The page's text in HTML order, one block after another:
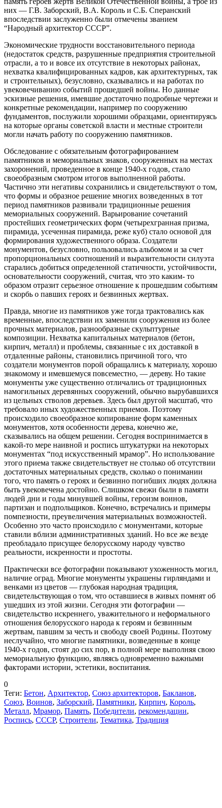
них — Г.В. Заборский, В.А. Король и С.Б. Сперанский
впоследствии заслуженно были отмечены званием
“Народный архитектор СССР”.
Экономические трудности восстановительного периода
(недостаток средств, разрушенные предприятия строительной
отрасли, а то и вовсе их отсутствие в некоторых районах,
нехватка квалифицированных кадров, как архитектурных, так
и строительных), безусловно, сказывались и на работах по
увековечиванию событий прошедшей войны. Но данные
эскизные решения, имевшие достаточно подробные чертежи и
конкретные рекомендации, например по сооружению
фундаментов, послужили хорошими образцами, ориентируясь
на которые органы советской власти и местные строители
могли начать работу по сооружению памятников.
Обследование с обязательным фотографированием
памятников и мемориальных знаков, сооруженных на местах
захоронений, проведенное в конце 1940-х годов, стало
своеобразным смотром итогов выполненной работы.
Частично эти негативы сохранились и свидетельствуют о том,
что формы и образное решение многих возведенных в тот
период памятников развивали традиционные решения
мемориальных сооружений. Варьирование сочетаний
простейших геометрических форм (четырехгранная призма,
пирамида, усеченная пирамида, реже куб) стало основой для
формирования художественного образа. Создатели
монументов, безусловно, пользовались альбомом и за счет
пропорциональных соотношений и выразительности силуэта
старались добиться определенной статичности, устойчивости,
основательности сооружений, считая, что это каким- то
образом отразит серьезное отношение к прошедшим событиям
и скорбь о павших героях и безвинных жертвах.
Правда, многие из памятников уже тогда трактовались как
временные, впоследствии их заменили сооружения из более
прочных материалов, разнообразные скульптурные
композиции. Нехватка капитальных материалов (бетон,
кирпич, металл) и проблемы, связанные с их доставкой в
отдаленные районы, становились причиной того, что
создатели монументов порой обращались к материалу, хорошо
знакомому и имевшемуся повсеместно, — дереву. Но такие
монументы уже существенно отличались от традиционных
намогильных деревянных сооружений, обычно вырубавшихся
из цельных стволов деревьев. Здесь был другой масштаб, что
требовало иных художественных приемов. Поэтому
происходило своеобразное копирование форм каменных
монументов, хотя особенности дерева, конечно же,
сказывались на общем решении. Сегодня воспринимается в
какой-то мере наивной и роспись штукатурки на некоторых
монументах “под искусственный мрамор”. Но использование
этого приема также свидетельствует не столько об отсутствии
достаточных материальных средств, сколько о понимании
того, что память о героях и безвинно погибших людях должна
быть увековечена достойно. Слишком свежи были в памяти
людей дни и годы минувшей войны, героизм воинов,
партизан и подпольщиков. Конечно, встречались и примеры
помпезности, преувеличения материальных возможностей.
Особенно это часто происходило с монументами, которые
ставили вблизи административных зданий. Но все же везде
преобладало присущее белорусскому народу чувство
реальности, искренности и простоты.
Практически все фотографии показывают ухоженность могил,
наличие оград. Многие монументы украшены гирляндами и
венками из цветов — глубокая народная традиция,
свидетельствующая о том, что оставшиеся в живых помнят об
ушедших из этой жизни. Сегодня эти фотографии —
свидетельство искреннего, уважительного и неформального
отношения белорусского народа к героям и безвинным
жертвам, павшим за честь и свободу своей Родины. Поэтому
неслучайно, что многие памятники, возведенные в конце
1940-х годов, стоят до сих пор, в полной мере выполняя свою
мемориальную функцию, являясь одновременно важными
факторами истории, эстетики, воспитания.
0
Теги: Бетон, Архитектор, Союз архитекторов, Бакланов,
Союз, Воинов, Заборский, Памятники, Кирпич, Король,
Металл, Мрамор, Память, Победители, рекомендации,
Роспись, СССР, Строители, Тематика, Традиция